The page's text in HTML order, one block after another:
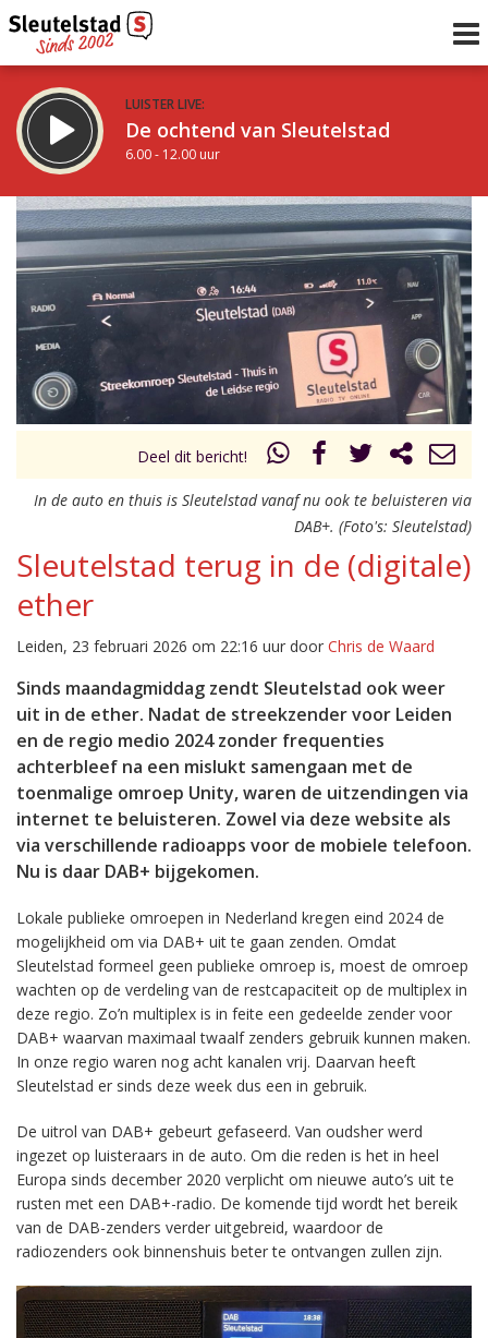
LUISTER LIVE:
De ochtend van Sleutelstad
6.00 - 12.00 uur
STRAKS:
De middag van Sleutelstad
12.00 - 19.00 uur
Vorig uur
uur 1 van 0 Volgend uur
Deel dit bericht!
In de auto en thuis is Sleutelstad vanaf nu ook te beluisteren via
DAB+. (Foto's: Sleutelstad)
Sleutelstad terug in de (digitale)
ether
Leiden, 23 februari 2026 om 22:16 uur door Chris de Waard
Sinds maandagmiddag zendt Sleutelstad ook weer
uit in de ether. Nadat de streekzender voor Leiden
en de regio medio 2024 zonder frequenties
achterbleef na een mislukt samengaan met de
toenmalige omroep Unity, waren de uitzendingen via
internet te beluisteren. Zowel via deze website als
via verschillende radioapps voor de mobiele telefoon.
Nu is daar DAB+ bijgekomen.
Lokale publieke omroepen in Nederland kregen eind 2024 de
mogelijkheid om via DAB+ uit te gaan zenden. Omdat
Sleutelstad formeel geen publieke omroep is, moest de omroep
wachten op de verdeling van de restcapaciteit op de multiplex in
deze regio. Zo’n multiplex is in feite een gedeelde zender voor
DAB+ waarvan maximaal twaalf zenders gebruik kunnen maken.
In onze regio waren nog acht kanalen vrij. Daarvan heeft
Sleutelstad er sinds deze week dus een in gebruik.
De uitrol van DAB+ gebeurt gefaseerd. Van oudsher werd
ingezet op luisteraars in de auto. Om die reden is het in heel
Europa sinds december 2020 verplicht om nieuwe auto’s uit te
rusten met een DAB+-radio. De komende tijd wordt het bereik
van de DAB-zenders verder uitgebreid, waardoor de
radiozenders ook binnenshuis beter te ontvangen zullen zijn.